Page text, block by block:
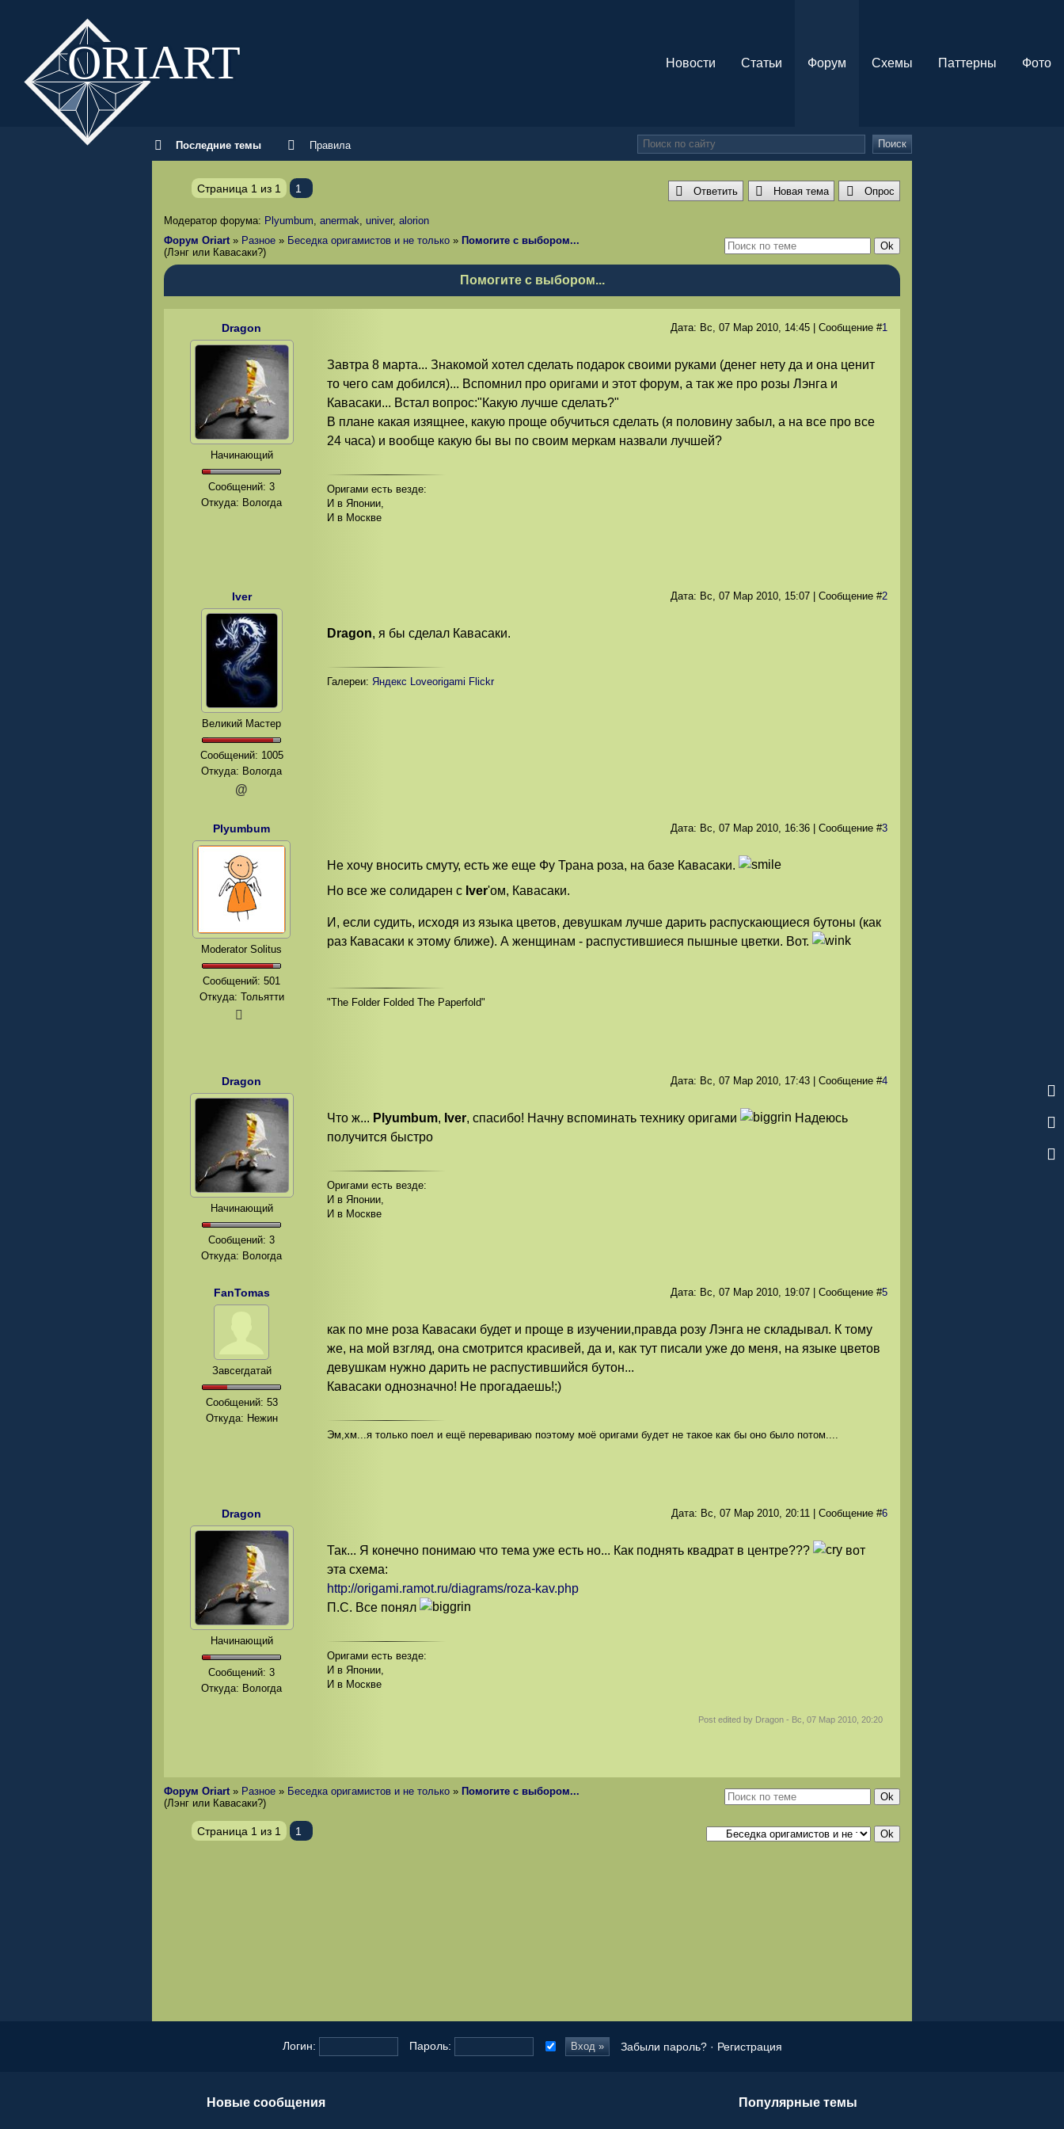
ORIART Новости Статьи Форум Схемы Паттерны Фото
Последние темы Правила Поиск
Страница 1 из 1 1 Ответить Новая тема Опрос
Модератор форума: Plyumbum, anermak, univer, alorion
Форум Oriart » Разное » Беседка оригамистов и не только » Помогите с выбором...
(Лэнг или Кавасаки?)
Помогите с выбором...
Dragon
Начинающий
Сообщений:3
Откуда: Вологда
Дата: Вс, 07 Мар 2010, 14:45| Сообщение #1
Завтра 8 марта... Знакомой хотел сделать подарок своими руками (денег нету да и она ценит
то чего сам добился)... Вспомнил про оригами и этот форум, а так же про розы Лэнга и
Кавасаки... Встал вопрос:"Какую лучше сделать?"
В плане какая изящнее, какую проще обучиться сделать (я половину забыл, а на все про все
24 часа) и вообще какую бы вы по своим меркам назвали лучшей?
Оригами есть везде:
И в Японии,
И в Москве
Iver
Великий Мастер
Сообщений: 1005
Откуда: Вологда
@
Дата: Вс, 07 Мар 2010, 15:07| Сообщение #2
Dragon, я бы сделал Кавасаки.
Галереи: Яндекс Loveorigami Flickr
Plyumbum
Moderator Solitus
Сообщений:501
Откуда: Тольятти
Дата: Вс, 07 Мар 2010, 16:36| Сообщение #3
Не хочу вносить смуту, есть же еще Фу Трана роза, на базе Кавасаки.
Но все же солидарен с Iver'ом, Кавасаки.
И, если судить, исходя из языка цветов, девушкам лучше дарить распускающиеся бутоны (как
раз Кавасаки к этому ближе). А женщинам - распустившиеся пышные цветки. Вот.
"The Folder Folded The Paperfold"
Dragon
Начинающий
Сообщений:3
Откуда: Вологда
Дата: Вс, 07 Мар 2010, 17:43| Сообщение #4
Что ж... Plyumbum, Iver, спасибо! Начну вспоминать технику оригами
Надеюсь
получится быстро
Оригами есть везде:
И в Японии,
И в Москве
FanTomas
Завсегдатай
Сообщений: 53
Откуда: Нежин
Дата: Вс, 07 Мар 2010, 19:07| Сообщение #5
как по мне роза Кавасаки будет и проще в изучении,правда розу Лэнга не складывал. К тому
же, на мой взгляд, она смотрится красивей, да и, как тут писали уже до меня, на языке цветов
девушкам нужно дарить не распустившийся бутон...
Кавасаки однозначно! Не прогадаешь!;)
Эм,хм...я только поел и ещё перевариваю поэтому моё оригами будет не такое как бы оно было потом....
Dragon
Начинающий
Сообщений:3
Откуда: Вологда
Дата: Вс, 07 Мар 2010, 20:11| Сообщение #6
Так... Я конечно понимаю что тема уже есть но... Как поднять квадрат в центре???
вот
эта схема:
http://origami.ramot.ru/diagrams/roza-kav.php
П.С. Все понял
Оригами есть везде:
И в Японии,
И в Москве
Post edited by Dragon- Вс, 07 Мар 2010, 20:20
Форум Oriart » Разное » Беседка оригамистов и не только » Помогите с выбором...
(Лэнг или Кавасаки?)
Страница 1 из 1 1
Логин: Пароль: запомнить Забыли пароль?· Регистрация
Новые сообщения Популярные темы